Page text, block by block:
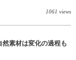
1061 views
素材は変化の過程も